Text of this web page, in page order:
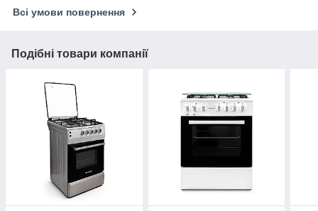
Всі умови повернення
Подібні товари компанії